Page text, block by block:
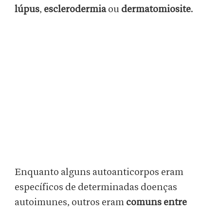
lúpus, esclerodermiaou dermatomiosite.
Enquanto alguns autoanticorpos eram
específicos de determinadas doenças
autoimunes, outros eram comuns entre